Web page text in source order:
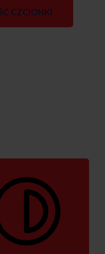
CZCIONKI